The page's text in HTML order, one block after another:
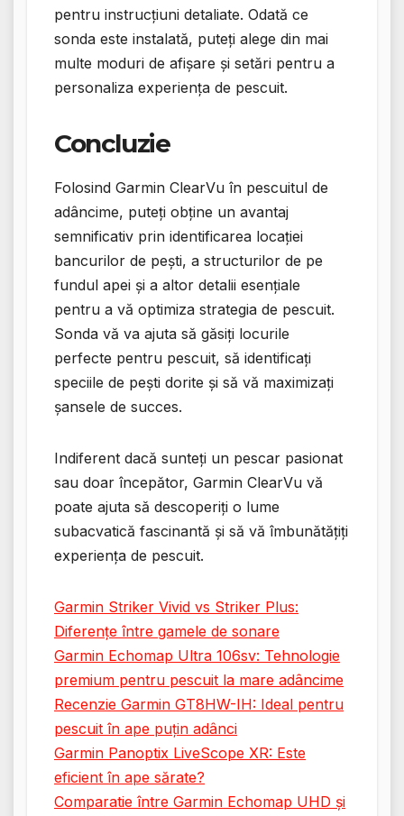
pentru instrucțiuni detaliate. Odată ce
sonda este instalată, puteți alege din mai
multe moduri de afișare și setări pentru a
personaliza experiența de pescuit.
Concluzie
Folosind Garmin ClearVu în pescuitul de
adâncime, puteți obține un avantaj
semnificativ prin identificarea locației
bancurilor de pești, a structurilor de pe
fundul apei și a altor detalii esențiale
pentru a vă optimiza strategia de pescuit.
Sonda vă va ajuta să găsiți locurile
perfecte pentru pescuit, să identificați
speciile de pești dorite și să vă maximizați
șansele de succes.
Indiferent dacă sunteți un pescar pasionat
sau doar începător, Garmin ClearVu vă
poate ajuta să descoperiți o lume
subacvatică fascinantă și să vă îmbunătățiți
experiența de pescuit.
Garmin Striker Vivid vs Striker Plus:
Diferențe între gamele de sonare
Garmin Echomap Ultra 106sv: Tehnologie
premium pentru pescuit la mare adâncime
Recenzie Garmin GT8HW-IH: Ideal pentru
pescuit în ape puțin adânci
Garmin Panoptix LiveScope XR: Este
eficient în ape sărate?
Comparatie între Garmin Echomap UHD și